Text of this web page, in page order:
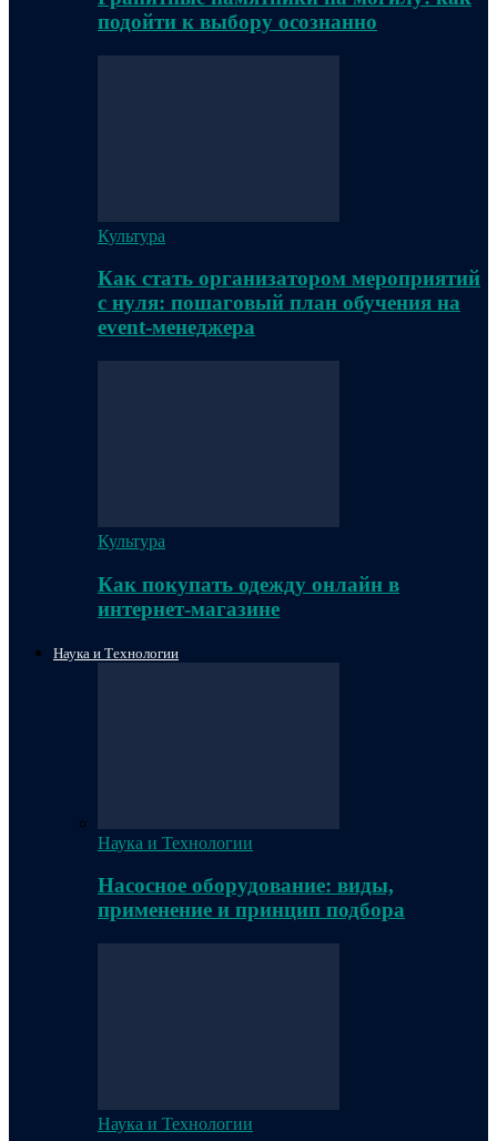
подойти к выбору осознанно
Культура
Как стать организатором мероприятий
с нуля: пошаговый план обучения на
event-менеджера
Культура
Как покупать одежду онлайн в
интернет-магазине
Наука и Технологии
Наука и Технологии
Насосное оборудование: виды,
применение и принцип подбора
Наука и Технологии